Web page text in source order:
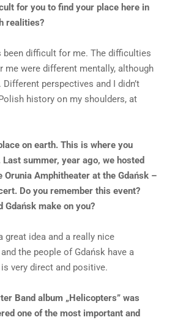
for you to find your place here in
realities?
been difficult for me. The difficulties
me were different mentally, although
perspectives and I didn’t
history on my shoulders, at
on earth. This is where you
summer, year ago, we hosted
Orunia Amphitheater at the Gdańsk –
Do you remember this event?
Gdańsk make on you?
great idea and a really nice
the people of Gdańsk have a
very direct and positive.
Band album „Helicopters” was
one of the most important and